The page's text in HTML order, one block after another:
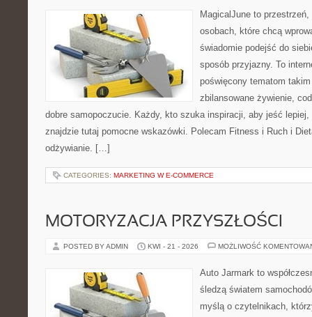
MagicalJune to
osobach, które chcą
świadomie podejść do
sposób przyjazny. To
poświęcony tematom
zbilansowane żywienie,
dobre samopoczucie. Każdy, kto szuka inspiracji, aby jeść
znajdzie tutaj pomocne wskazówki. Polecam Fitness i Ruch i
odżywianie. […]
CATEGORIES: MARKETING W E-COMMERCE
MOTORYZACJA PRZYSZŁOŚCI
POSTED BY ADMIN KWI - 21 - 2026 MOŻLIWOŚĆ
Auto Jarmark to
śledzą światem
myślą o czytelnikach,